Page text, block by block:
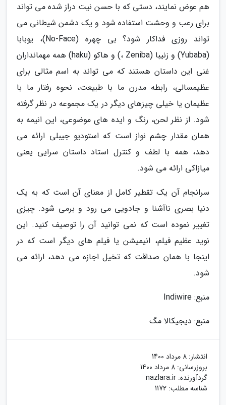
هم عوض نمایند، دستی که با حسن نیت دراز شده می تواند
برای رعب و وحشت استفاده شود و یک دشمن شیطانی می
تواند روزی فداکار شود؟ بی چهره (No-Face)، یوبابا
(Yubaba) و زنیبا (Zeniba ،) و هاکو (haku) همه مهمانداران
غنی این داستان هستند که می تواند به اسم مثالی برای
عظیمسالی، رابطه مدرن ما با طبیعت، نحوه رفتار ما با
عظیمان یا خیلی چیزهای دیگر در یک مجموعه در نظر گرفته
شود. از نظر لحن، رنگ و ایده های موضوعی، این انیمه به
همان مقدار چشم نواز است که استودیو جیبلی ارائه می
دهد، همه با لطف و کنترل استاد داستان سرایی یعنی
میازاکی ارائه می شود.
سرانجام آن یک تقطیر کامل از معنای آن است که به یک
دنیا بصری ناآشنا و جادویی می رود و برمی شود. چیزی
تغییر نموده است که نمی توانید آن را توصیف کنید. این
نوید عظیم فیلم، انیمیشن یا فیلم های دیگر است که در
اینجا با همان صداقت که تخیل اجازه می دهد، ارائه می
شود.
منبع: Indiwire
منبع: دیجیکالا مگ
انتشار: 8 مرداد 1400
بروزرسانی: 8 مرداد 1400
گردآورنده: nazlara.ir
شناسه مطلب: 1172